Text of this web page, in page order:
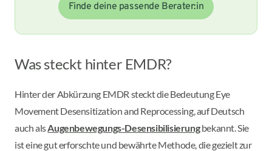
Finde deine passende Berater:in
Was steckt hinter EMDR?
Hinter der Abkürzung EMDR steckt die Bedeutung Eye
Movement Desensitization and Reprocessing, auf Deutsch
auch alsAugenbewegungs-Desensibilisierungbekannt. Sie
ist eine gut erforschte und bewährte Methode, die gezielt zur